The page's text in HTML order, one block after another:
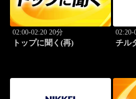
02:00-02:20 20分
トップに聞く(再)
02:20-
チル